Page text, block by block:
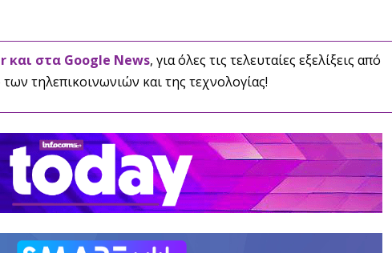
και στα Google News, για όλες τις τελευταίες εξελίξεις από
τηλεπικοινωνιών και της τεχνολογίας!